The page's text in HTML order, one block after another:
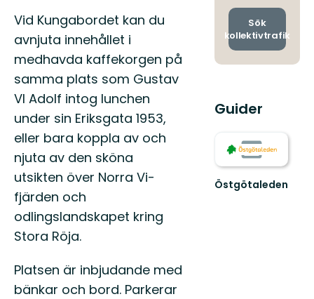
Beskrivning
Vid Kungabordet kan du
avnjuta innehållet i
medhavda kaffekorgen på
samma plats som Gustav
VI Adolf intog lunchen
under sin Eriksgata 1953,
eller bara koppla av och
njuta av den sköna
utsikten över Norra Vi-
fjärden och
odlingslandskapet kring
Stora Röja.
Platsen är inbjudande med
bänkar och bord. Parkerar
och
Sök
kollektivtrafik
Guider
Östgötaleden